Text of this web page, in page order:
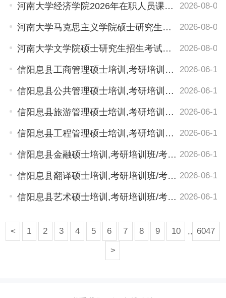
河南大学经济学院2026年在职人员课程研修班招生简章 2026-08-05
河南大学马克思主义学院硕士研究生入学考试（初试）考试科目变更的通知 2026-08-05
河南大学文学院硕士研究生招生考试（初试）考试科目变更的通知 2026-08-05
信阳息县工商管理硕士培训,考研培训班/考研机构推荐 2026-06-17
信阳息县公共管理硕士培训,考研培训班/考研机构推荐 2026-06-17
信阳息县旅游管理硕士培训,考研培训班/考研机构推荐 2026-06-17
信阳息县工程管理硕士培训,考研培训班/考研机构推荐 2026-06-17
信阳息县金融硕士培训,考研培训班/考研机构推荐 2026-06-17
信阳息县翻译硕士培训,考研培训班/考研机构推荐 2026-06-17
信阳息县艺术硕士培训,考研培训班/考研机构推荐 2026-06-17
< 1 2 3 4 5 6 7 8 9 10 .. 6047
>